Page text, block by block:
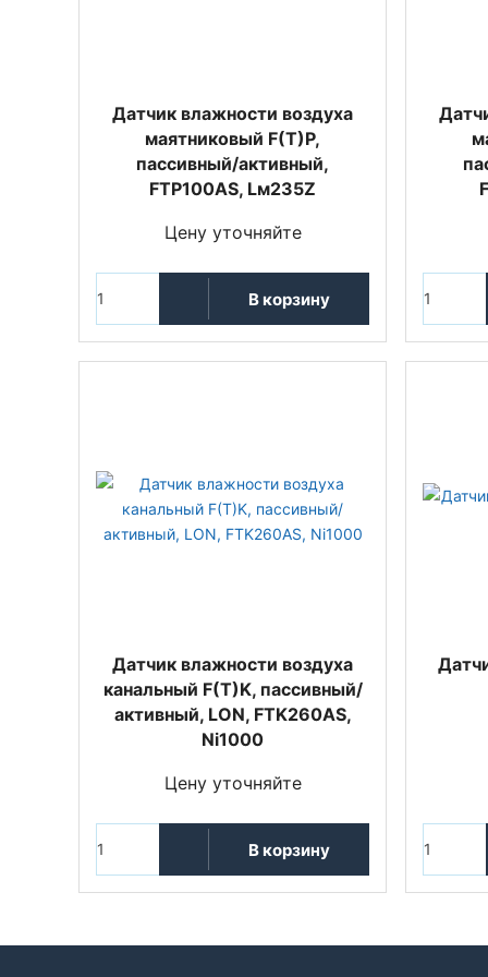
Датчик влажности воздуха
маятниковый F(T)P,
пассивный/активный,
FTP100AS, Lм235Z
Цену уточняйте
В корзину
Датчик влажности воздуха
канальный F(T)K, пассивный/
активный, LON, FTK260AS,
Ni1000
Цену уточняйте
В корзину